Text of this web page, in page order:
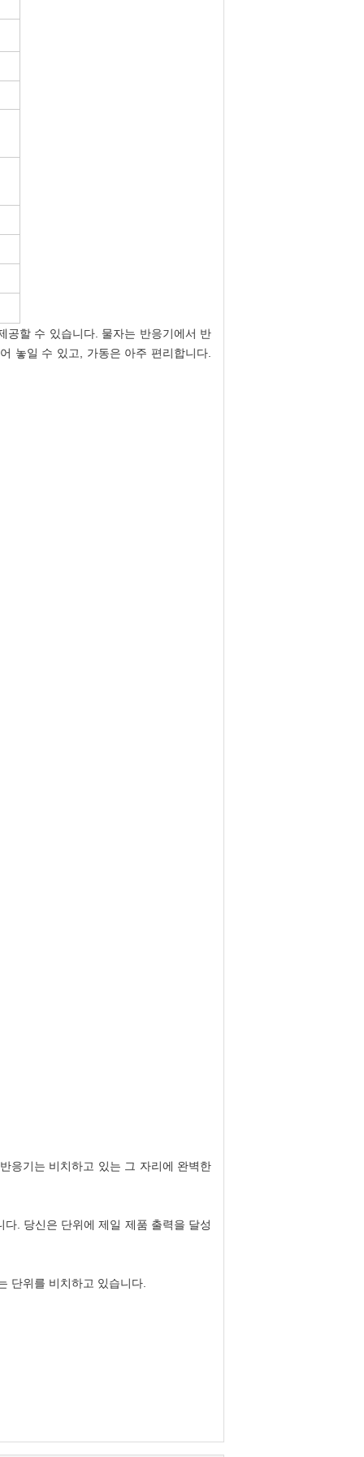
공할 수 있습니다. 물자는 반응기에서 반
놓일 수 있고, 가동은 아주 편리합니다.
응기는 비치하고 있는 그 자리에 완벽한
. 당신은 단위에 제일 제품 출력을 달성
단위를 비치하고 있습니다.